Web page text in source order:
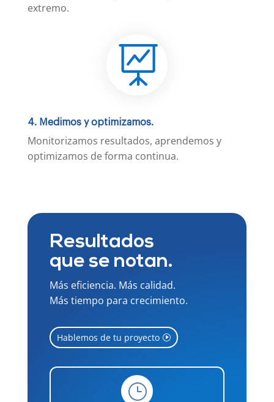
extremo.

4. Medimos y optimizamos.
Monitorizamos resultados, aprendemos y
optimizamos de forma continua.
Resultados
que se notan.
Más eficiencia. Más calidad.
Más tiempo para crecimiento.
Hablemos de tu proyecto
}